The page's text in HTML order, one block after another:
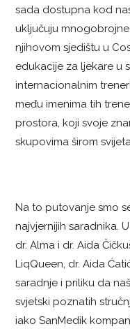
sada dostupna kod
uključuju
njihovom sjedištu u
edukacije za ljekare u
internacionalnim
među imenima tih
prostora, koji svoje
skupovima širom
Na to putovanje smo
najvjernijih saradnika.
dr. Alma i dr. Aida
LiqQueen, dr. Aida
saradnje i priliku da
svjetski poznatih
iako SanMedik